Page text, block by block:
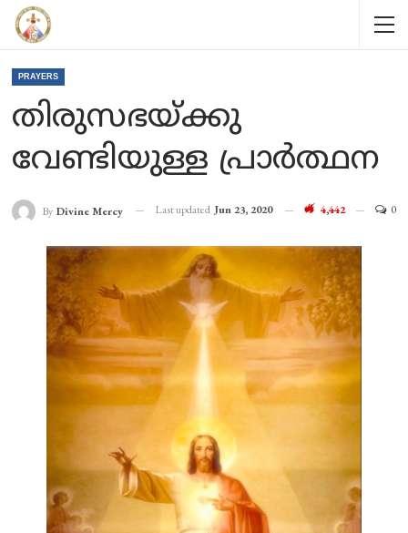
PRAYERS
തിരുസഭയ്ക്കു
വേണ്ടിയുള്ള പ്രാര്‍ത്ഥന
By Divine Mercy Last updated Jun 23, 2020 4,442 0